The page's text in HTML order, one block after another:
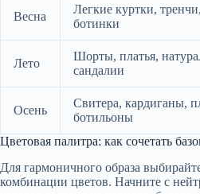
Весна
Легкие куртки,
ботинки
Лето
Шорты, платья,
сандалии
Осень
Свитера, кардиганы,
ботильоны
Цветовая палитра: как сочетать
Для гармоничного образа
комбинации цветов. Начните с